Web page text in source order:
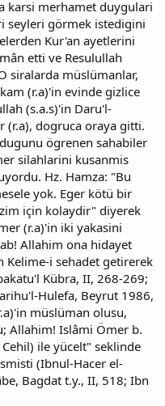
karsi merhamet duygulari
seyleri görmek istedigini
Kur'an ayetlerini
etti ve Resulullah
siralarda müslümanlar,
(r.a)'in evinde gizlice
(s.a.s)'in Daru'l-
(r.a), dogruca oraya gitti.
ögrenen sahabiler
silahlarini kusanmis
Hz. Hamza: "Bu
yok. Eger kötü bir
için kolaydir" diyerek
(r.a)'in iki yakasini
Allahim ona hidayet
Kelime-i sehadet getirerek
Kübra, II, 268-269;
Hulefa, Beyrut 1986,
müslüman olusu,
Allahim! Islâmi Ömer b.
ile yücelt" seklinde
(Ibnul-Hacer el-
Bagdat t.y., II, 518; Ibn